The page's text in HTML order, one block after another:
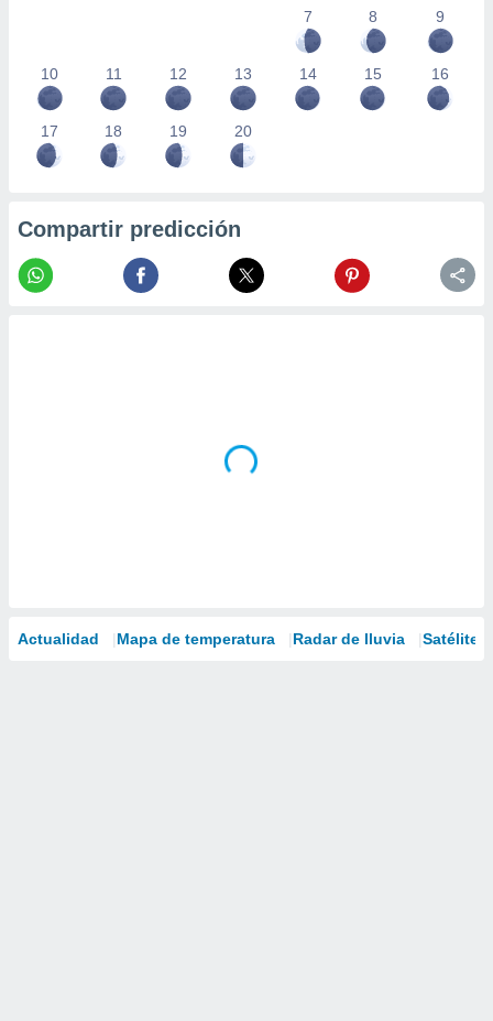
7
8 9
10 11 12 13 14 15 16
17 18 19 20
Compartir predicción
Actualidad Mapa de temperatura Radar de lluvia Satélites